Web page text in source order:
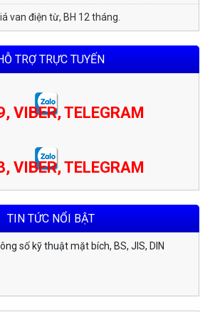
van điện từ, BH 12 tháng.
TRỢ TRỰC TUYẾN
VIBER, TELEGRAM
VIBER, TELEGRAM
TIN TỨC NỔI BẬT
số kỹ thuật mặt bích, BS, JIS, DIN